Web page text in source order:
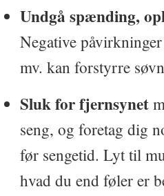
Undgå spænding,
Negative
mv. kan forstyrre
Sluk for fjernsynet
seng, og foretag dig
før sengetid. Lyt til
hvad du end føler er